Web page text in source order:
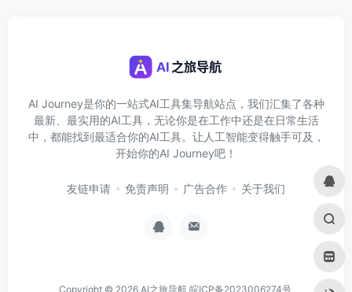
AI Journey是你的一站式AI工具集导航站点，我们汇集了各种
最新、最实用的AI工具，无论你是在工作中还是在日常生活
中，都能找到最适合你的AI工具。让人工智能变得触手可及，
开始你的AI Journey吧！
友链申请 免责声明 广告合作 关于我们
Copyright © 2026 AI之旅导航 皖ICP备2023006274号